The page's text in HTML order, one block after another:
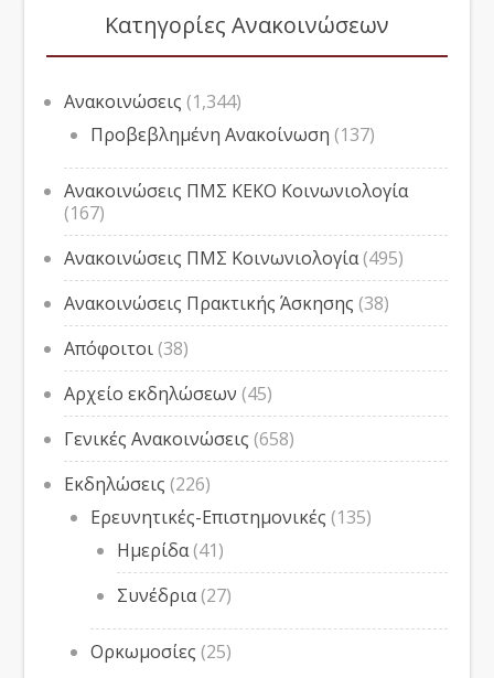
Κατηγορίες Ανακοινώσεων
Ανακοινώσεις (1,344)
Προβεβλημένη Ανακοίνωση (137)
Ανακοινώσεις ΠΜΣ ΚΕΚΟ Κοινωνιολογία
(167)
Ανακοινώσεις ΠΜΣ Κοινωνιολογία(495)
Ανακοινώσεις Πρακτικής Άσκησης (38)
Απόφοιτοι(38)
Αρχείο εκδηλώσεων (45)
Γενικές Ανακοινώσεις (658)
Εκδηλώσεις (226)
Ερευνητικές-Επιστημονικές (135)
Ημερίδα(41)
Συνέδρια(27)
Ορκωμοσίες (25)